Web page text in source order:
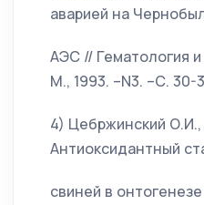
аварией на
АЭС // Гематология
М., 1993. –N3. –С. 30-
4) Цебржинский
Антиоксидантный
свиней в